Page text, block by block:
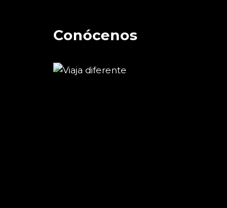
Conócenos